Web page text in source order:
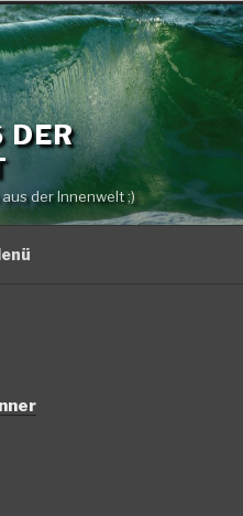
DER
der Innenwelt ;)